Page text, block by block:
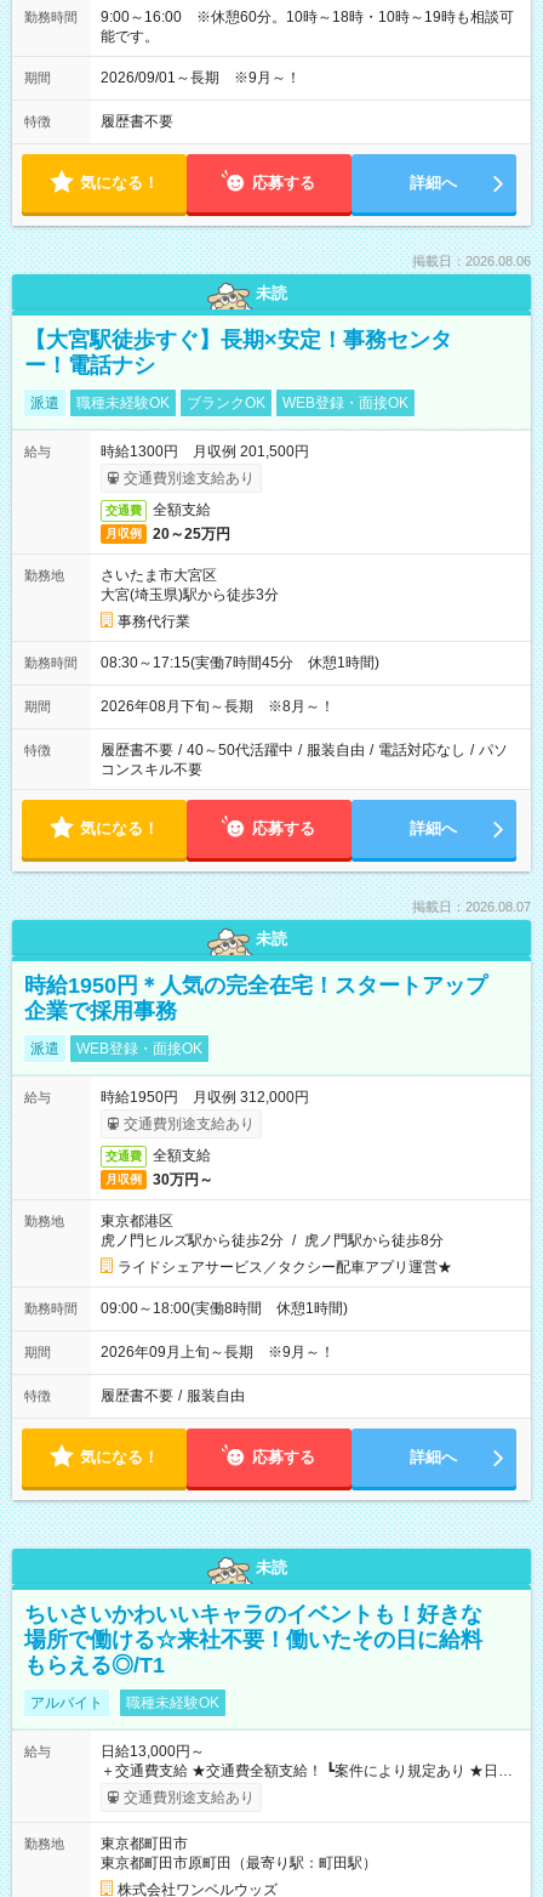
勤務時間
9:00～16:00 ※休憩60分。10時～18時・10時～19時も相談可
能です。
期間 2026/09/01～長期 ※9月～！
特徴 履歴書不要
気になる！ 応募する 詳細へ
掲載日：2026.08.06
未読
【大宮駅徒歩すぐ】長期×安定！事務センタ
ー！電話ナシ
派遣 職種未経験OK ブランクOK WEB登録・面接OK
給与
時給1300円 月収例 201,500円
交通費別途支給あり
交通費 全額支給
月収例 20～25万円
勤務地
さいたま市大宮区
大宮(埼玉県)駅から徒歩3分
事務代行業
勤務時間 08:30～17:15(実働7時間45分 休憩1時間)
期間 2026年08月下旬～長期 ※8月～！
特徴 履歴書不要 / 40～50代活躍中 / 服装自由 / 電話対応なし / パソ
コンスキル不要
気になる！ 応募する 詳細へ
掲載日：2026.08.07
未読
時給1950円＊人気の完全在宅！スタートアップ
企業で採用事務
派遣 WEB登録・面接OK
給与
時給1950円 月収例 312,000円
交通費別途支給あり
交通費 全額支給
月収例 30万円～
勤務地
東京都港区
虎ノ門ヒルズ駅から徒歩2分 / 虎ノ門駅から徒歩8分
ライドシェアサービス／タクシー配車アプリ運営★
勤務時間 09:00～18:00(実働8時間 休憩1時間)
期間 2026年09月上旬～長期 ※9月～！
特徴 履歴書不要 / 服装自由
気になる！ 応募する 詳細へ
未読
ちいさいかわいいキャラのイベントも！好きな
場所で働ける☆来社不要！働いたその日に給料
もらえる◎/T1
アルバイト 職種未経験OK
給与
日給13,000円～
＋交通費支給 ★交通費全額支給！ ┗案件により規定あり ★日払
いOK！（規定あり） ┗働いたその日に現金GET♪ お仕事後はコ
ンビニATMから 日払い分を引き落とせます！ 【試用期間】試
交通費別途支給あり
勤務地
東京都町田市
東京都町田市原町田（最寄り駅：町田駅）
株式会社ワンベルウッズ